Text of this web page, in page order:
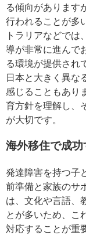
る傾向があります
行われることが多
トラリアなどでは
導が非常に進んで
る環境が提供され
日本と大きく異な
感じることもあり
育方針を理解し、
が大切です。
海外移住で成
発達障害を持つ子
前準備と家族のサ
は、文化や言語、
とが多いため、こ
対応することが重